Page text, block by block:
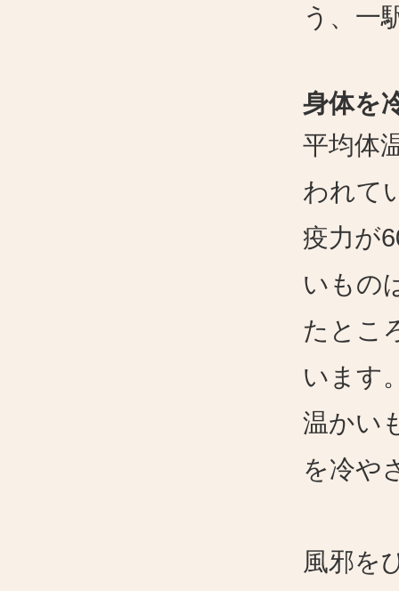
う、一
身体を
平均体
われて
疫力が
いもの
たとこ
います
温かい
を冷や
風邪を